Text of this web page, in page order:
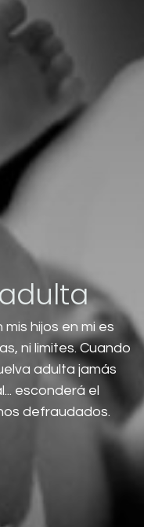
hijos en mi es
ni limites. Cuando
adulta jamás
esconderá el
defraudados.